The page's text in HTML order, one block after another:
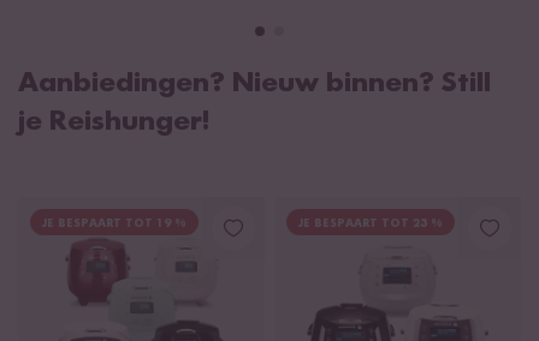
Aanbiedingen? Nieuw binnen? Still
je Reishunger!
JE BESPAART TOT 19 % JE BESPAART TOT 23 %